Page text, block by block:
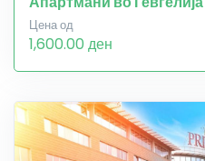
Цена од
1,600.00 ден